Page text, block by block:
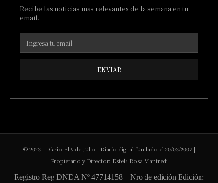
Recibe las noticias mas relevantes de la semana en tu
email.
ENVIAR
© 2023 - Diario El 9 de Julio - Diario digital fundado el 20/03/2007 |
Propietario y Director: Estela Rosa Manfredi
Registro Reg DNDA Nº 47714158 – Nro de edición Edición: